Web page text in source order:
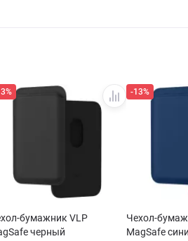
бумажник VLP
черный
-13%
Чехол-
MagSafe